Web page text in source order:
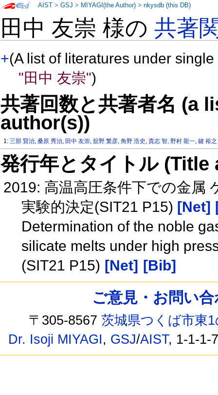
田中 友崇 様の共著
+(A list of literatures under
"田中 友崇")
共著回数と共著者名 (a
author(s))
1:三部 賢治,桑原 秀治, 田中 友崇,舘野 繁彦,角野 浩史 ,貴志 智,野村 龍一,鍵 裕之
発行年とタイトル
2019: 高温高圧条件下での金属
実験的決定(SIT21 P15) [Net]
Determination of the noble
silicate melts under high
(SIT21 P15) [Net] [Bib]
AIST >GSJ > MIYAGI(the Author) >nkysdb (this DB)
ご意見・お問い
〒305-8567茨城県つくば市東
Dr. Isoji MIYAGI, GSJ/AIST, 1-1-1-